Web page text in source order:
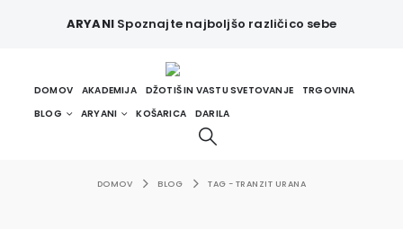
ARYANI Spoznajte najboljšo različico sebe
DOMOV AKADEMIJA DŽOTIŠ IN VASTU SVETOVANJE
TRGOVINA
BLOG
ARYANI KOŠARICA DARILA
DOMOV BLOG TAG - TRANZIT URANA